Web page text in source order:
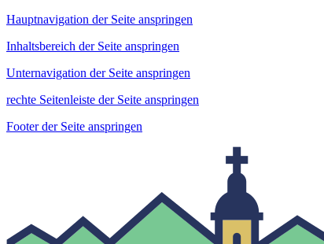
Hauptnavigation der Seite anspringen
Inhaltsbereich der Seite anspringen
Unternavigation der Seite anspringen
rechte Seitenleiste der Seite anspringen
Footer der Seite anspringen